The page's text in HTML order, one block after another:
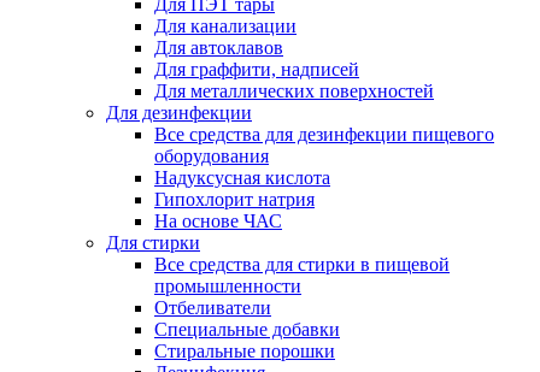
Для ПЭТ тары
Для канализации
Для автоклавов
Для граффити, надписей
Для металлических поверхностей
Для дезинфекции
Все средства для дезинфекции пищевого
оборудования
Надуксусная кислота
Гипохлорит натрия
На основе ЧАС
Для стирки
Все средства для стирки в пищевой
промышленности
Отбеливатели
Специальные добавки
Стиральные порошки